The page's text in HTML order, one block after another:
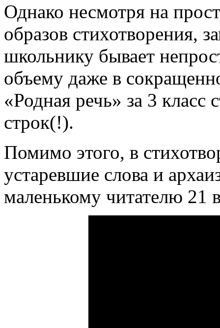
Однако несмотря на
образов стихотворения,
школьнику бывает
объему даже в
«Родная речь» за 3 класс
строк(!).
Помимо этого, в
устаревшие слова и
маленькому читателю 21